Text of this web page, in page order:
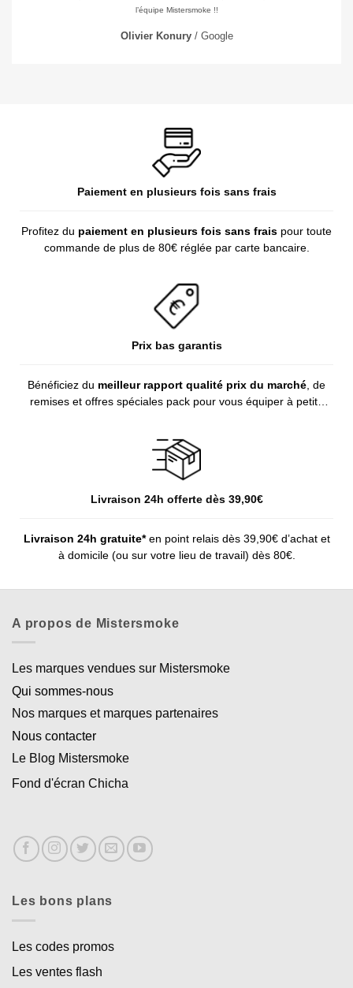
l’équipe Mistersmoke !!
Olivier Konury / Google
Paiement en plusieurs fois sans frais
Profitez du paiement en plusieurs fois sans frais pour toute
commande de plus de 80€ réglée par carte bancaire.
Prix bas garantis
Bénéficiez du meilleur rapport qualité prix du marché, de
remises et offres spéciales pack pour vous équiper à petits
Livraison 24h offerte dès 39,90€
Livraison 24h gratuite*en point relais dès 39,90€ d’achat et
à domicile (ou sur votre lieu de travail) dès 80€.
A propos de Mistersmoke
Les marques vendues sur Mistersmoke
Qui sommes-nous
Nos marques et marques partenaires
Nous contacter
Le Blog Mistersmoke
Fond d'écran Chicha
Les bons plans
Les codes promos
Les ventes flash
Appliquer les filtres